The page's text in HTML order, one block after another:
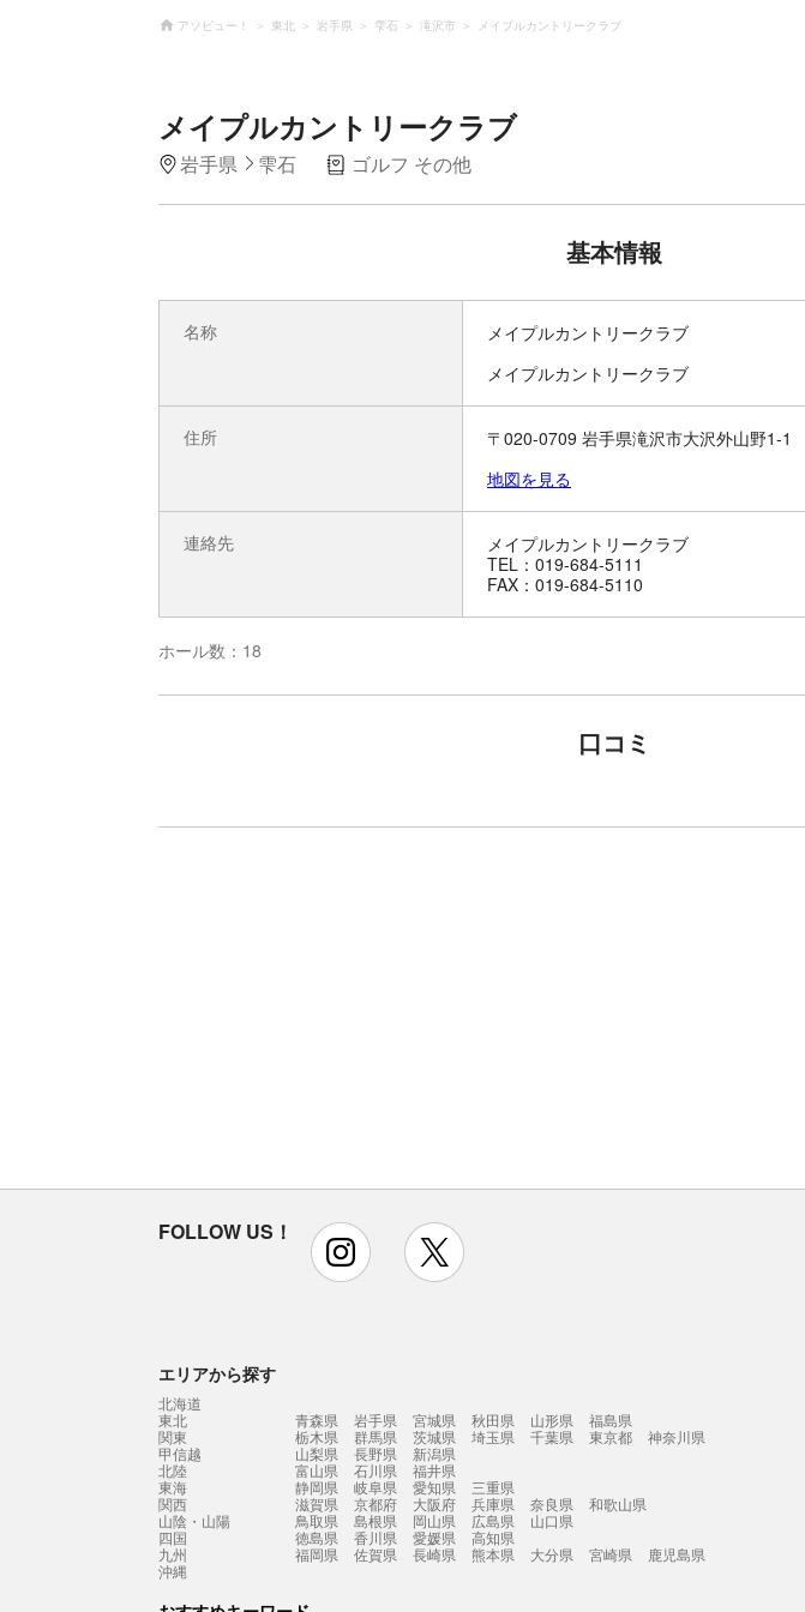
アソビュー！ 東北 岩手県 雫石 滝沢市 メイプルカントリークラブ
メイプルカントリークラブ
岩手県 雫石 ゴルフ その他
基本情報
名称
メイプルカントリークラブ
メイプルカントリークラブ
住所
〒020-0709 岩手県滝沢市大沢外山野1-1
地図を見る
連絡先
メイプルカントリークラブ
TEL：019-684-5111
FAX：019-684-5110
ホール数：18
口コミ
FOLLOW US！ instagram
エリアから探す
北海道
東北
青森県 岩手県 宮城県 秋田県 山形県
福島県
関東
栃木県 群馬県 茨城県 埼玉県 千葉県 東京都
神奈川県
甲信越
山梨県 長野県
新潟県
北陸
富山県 石川県
福井県
東海
静岡県 岐阜県 愛知県
三重県
関西
滋賀県 京都府 大阪府 兵庫県 奈良県
和歌山県
山陰・山陽
鳥取県 島根県 岡山県 広島県
山口県
四国
徳島県 香川県 愛媛県
高知県
九州
福岡県 佐賀県 長崎県 熊本県 大分県 宮崎県
鹿児島県
沖縄